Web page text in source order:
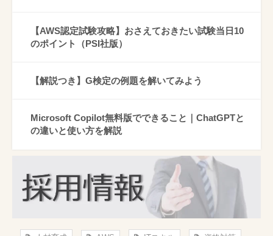
【AWS認定試験攻略】おさえておきたい試験当日10
のポイント（PSI社版）
【解説つき】G検定の例題を解いてみよう
Microsoft Copilot無料版でできること｜ChatGPTと
の違いと使い方を解説